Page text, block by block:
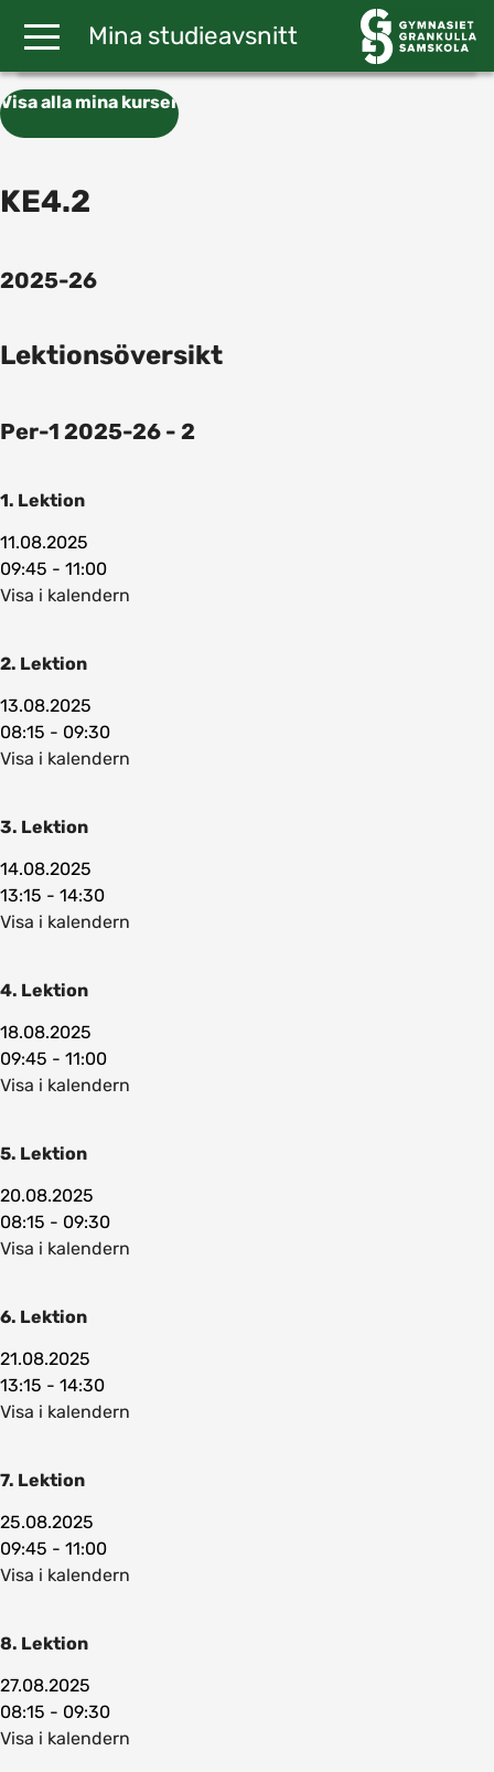
Mina studieavsnitt
Visa alla mina kurser
KE4.2
2025-26
Lektionsöversikt
Per-1 2025-26 - 2
1. Lektion
11.08.2025
09:45 - 11:00
Visa i kalendern
2. Lektion
13.08.2025
08:15 - 09:30
Visa i kalendern
3. Lektion
14.08.2025
13:15 - 14:30
Visa i kalendern
4. Lektion
18.08.2025
09:45 - 11:00
Visa i kalendern
5. Lektion
20.08.2025
08:15 - 09:30
Visa i kalendern
6. Lektion
21.08.2025
13:15 - 14:30
Visa i kalendern
7. Lektion
25.08.2025
09:45 - 11:00
Visa i kalendern
8. Lektion
27.08.2025
08:15 - 09:30
Visa i kalendern